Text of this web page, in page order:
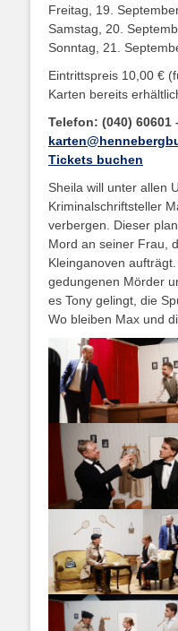
Freitag, 19.
Samstag, 20.
Sonntag, 21.
Eintrittspreis 10,00 €
Karten bereits
Telefon: (040) 60601
Tickets buchen
Sheila will unter allen
Kriminalschriftsteller
verbergen. Dieser
Mord an seiner Frau,
Kleinganoven
gedungenen Mörder
es Tony gelingt, die
Wo bleiben Max und